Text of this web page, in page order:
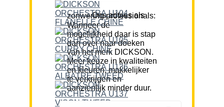
Ons advies als zonwering professionals:
Wanneer de
mogelijkheid daar is stap
dan over naar doeken
van het merk DICKSON.
Meer keuze in kwaliteiten
en kleuren, makkelijker
te verkrijgen en
aanzienlijk minder duur.